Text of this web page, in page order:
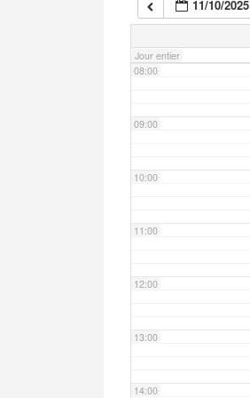
11/10/2025
Jour entier
07:00
08:00
09:00
10:00
11:00
12:00
13:00
14:00